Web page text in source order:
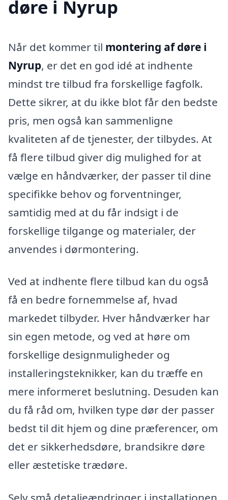
døre i Nyrup
Når det kommer til montering af døre i
Nyrup, er det en god idé at indhente
mindst tre tilbud fra forskellige fagfolk.
Dette sikrer, at du ikke blot får den bedste
pris, men også kan sammenligne
kvaliteten af de tjenester, der tilbydes. At
få flere tilbud giver dig mulighed for at
vælge en håndværker, der passer til dine
specifikke behov og forventninger,
samtidig med at du får indsigt i de
forskellige tilgange og materialer, der
anvendes i dørmontering.
Ved at indhente flere tilbud kan du også
få en bedre fornemmelse af, hvad
markedet tilbyder. Hver håndværker har
sin egen metode, og ved at høre om
forskellige designmuligheder og
installeringsteknikker, kan du træffe en
mere informeret beslutning. Desuden kan
du få råd om, hvilken type dør der passer
bedst til dit hjem og dine præferencer, om
det er sikkerhedsdøre, brandsikre døre
eller æstetiske trædøre.